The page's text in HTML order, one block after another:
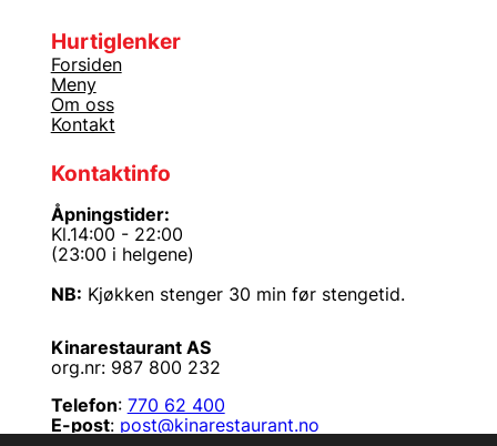
Hurtiglenker
Forsiden
Meny
Om oss
Kontakt
Kontaktinfo
Åpningstider:
Kl.14:00 - 22:00
(23:00 i helgene)
NB: Kjøkken stenger 30 min før stengetid.
Kinarestaurant AS
org.nr: 987 800 232
Telefon: 770 62 400
E-post: post@kinarestaurant.no